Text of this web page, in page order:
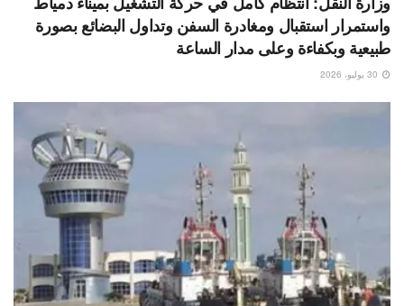
واستمرار استقبال ومغادرة السفن وتداول البضائع بصورة
طبيعية وبكفاءة وعلى مدار الساعة